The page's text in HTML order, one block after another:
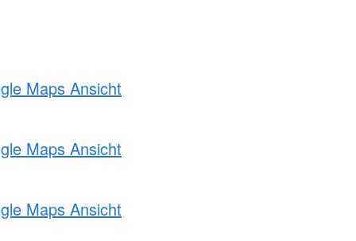
Maps Ansicht
Maps Ansicht
Maps Ansicht